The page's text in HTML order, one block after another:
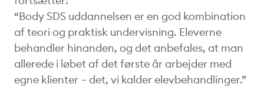
“Body SDS uddannelsen er en god kombination
af teori og praktisk undervisning. Eleverne
behandler hinanden, og det anbefales, at man
allerede i løbet af det første år arbejder med
egne klienter – det, vi kalder elevbehandlinger.”